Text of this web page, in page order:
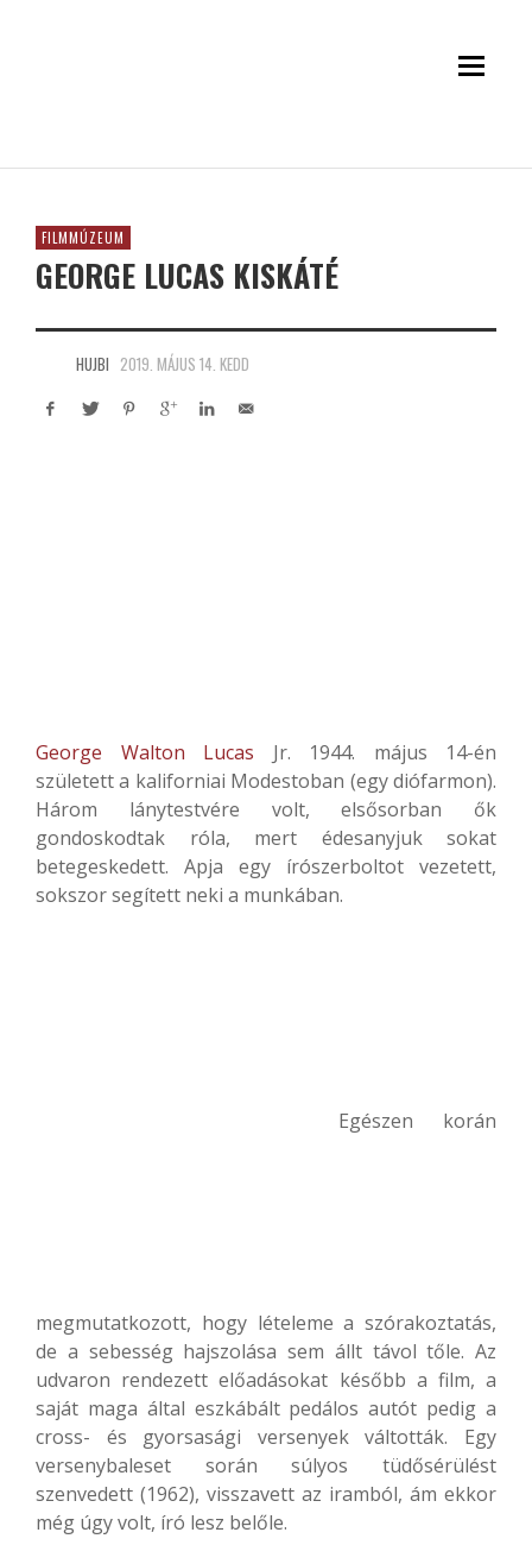
FILMMÚZEUM
GEORGE LUCAS KISKÁTÉ
HUJBI 2019. MÁJUS 14. KEDD
George Walton Lucas Jr. 1944. május 14-én
született a kaliforniai Modestoban (egy diófarmon).
Három lánytestvére volt, elsősorban ők
gondoskodtak róla, mert édesanyjuk sokat
betegeskedett. Apja egy írószerboltot vezetett,
sokszor segített neki a munkában.
Egészen korán
megmutatkozott, hogy lételeme a szórakoztatás,
de a sebesség hajszolása sem állt távol tőle. Az
udvaron rendezett előadásokat később a film, a
saját maga által eszkábált pedálos autót pedig a
cross- és gyorsasági versenyek váltották. Egy
versenybaleset során súlyos tüdősérülést
szenvedett (1962), visszavett az iramból, ám ekkor
még úgy volt, író lesz belőle.